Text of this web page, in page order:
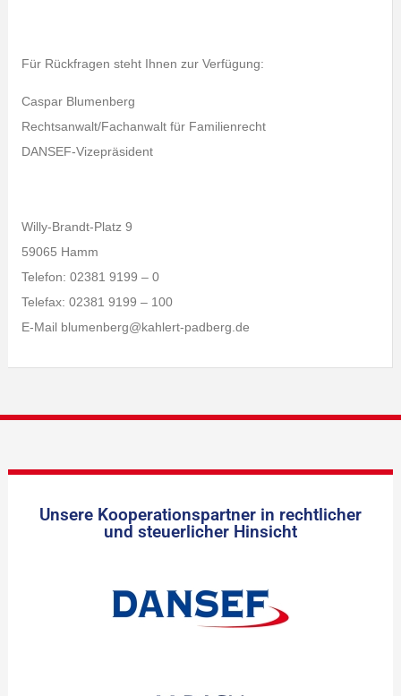
Für Rückfragen steht Ihnen zur Verfügung:
Caspar Blumenberg
Rechtsanwalt/Fachanwalt für Familienrecht
DANSEF-Vizepräsident
Willy-Brandt-Platz 9
59065 Hamm
Telefon: 02381 9199 – 0
Telefax: 02381 9199 – 100
E-Mail blumenberg@kahlert-padberg.de
Unsere Kooperationspartner in rechtlicher
und steuerlicher Hinsicht